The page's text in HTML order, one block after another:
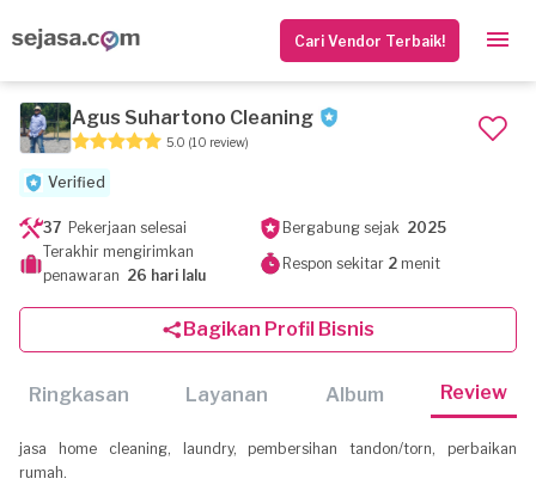
Cari Vendor Terbaik!
Agus Suhartono Cleaning
5.0 (10 review)
Verified
37 Pekerjaan selesai Bergabung sejak 2025
Terakhir mengirimkan
penawaran 26 hari lalu
Respon sekitar 2menit
Bagikan Profil Bisnis
Ringkasan Layanan Album Review
jasa home cleaning, laundry, pembersihan tandon/torn, perbaikan
rumah.